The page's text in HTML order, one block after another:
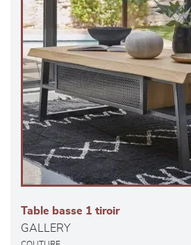
Table basse 1 tiroir
GALLERY